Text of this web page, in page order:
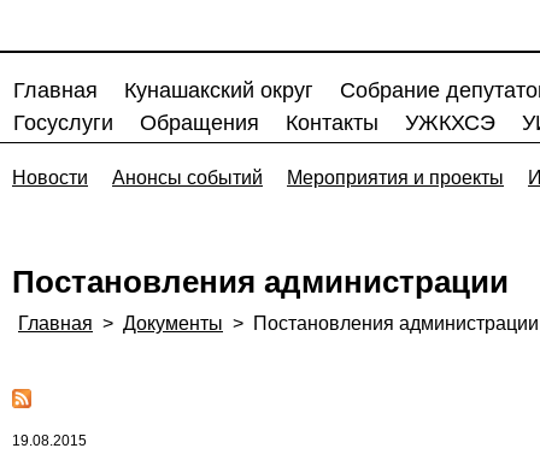
Главная Кунашакский округ
Собрание
Госуслуги
Обращения Контакты УЖКХСЭ
Новости Анонсы событий Мероприятия и проекты
Постановления администрации
Главная > Документы > Постановления администрации
19.08.2015